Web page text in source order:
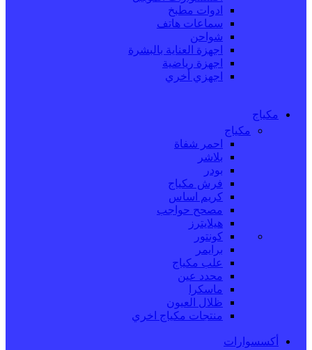
ادوات مطبخ
سماعات هاتف
شواحن
اجهزة العناية بالبشرة
اجهزة رياضية
اجهزي أخري
مكياج
مكياج
احمر شفاة
بلاشر
بودر
فرش مكياج
كريم اساس
مصحح حواجب
هيلايترز
كونتور
برايمر
علب مكياج
محدد عين
ماسكرا
ظلال العيون
منتجات مكياج اخري
أكسسوارات